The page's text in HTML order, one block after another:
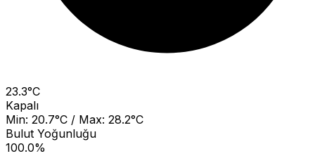
23.3°C
Kapalı
Min: 20.7°C / Max: 28.2°C
Bulut Yoğunluğu
100.0%